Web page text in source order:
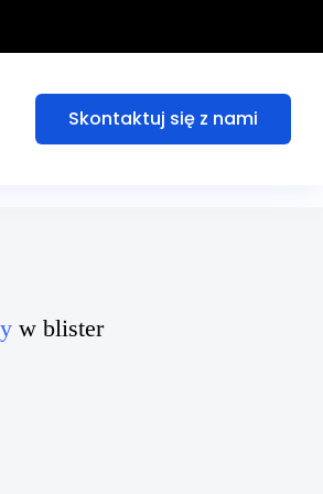
Skontaktuj się z nami